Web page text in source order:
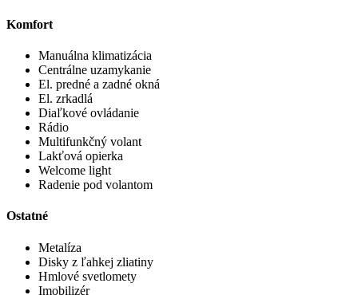
Komfort
Manuálna klimatizácia
Centrálne uzamykanie
El. predné a zadné okná
El. zrkadlá
Diaľkové ovládanie
Rádio
Multifunkčný volant
Lakťová opierka
Welcome light
Radenie pod volantom
Ostatné
Metalíza
Disky z ľahkej zliatiny
Hmlové svetlomety
Imobilizér